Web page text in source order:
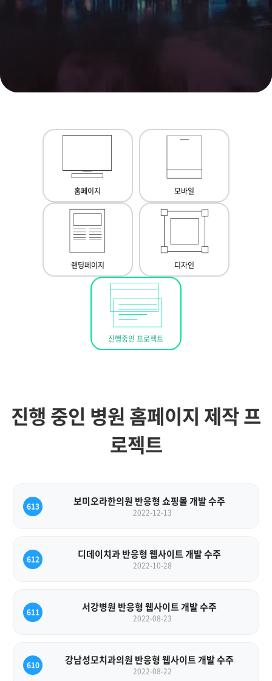
홈페이지 모바일
랜딩페이지 디자인
진행중인 프로젝트
진행 중인 병원 홈페이지 제작 프
로젝트
613 보미오라한의원 반응형 쇼핑몰 개발 수주
2022-12-13
612 디데이치과 반응형 웹사이트 개발 수주
2022-10-28
611 서강병원 반응형 웹사이트 개발 수주
2022-08-23
610 강남성모치과의원 반응형 웹사이트 개발 수주
2022-08-22